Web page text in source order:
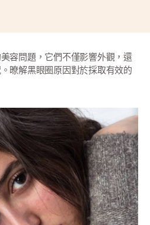
容問題，它們不僅影響外觀，還
暸解黑眼圈原因對於採取有效的